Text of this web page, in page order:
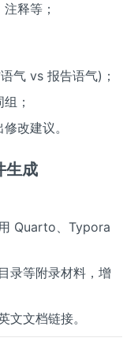
释等；
气 vs 报告语气)；
；
改建议。
生成
Quarto、Typora
录等附录材料，增
文文档链接。